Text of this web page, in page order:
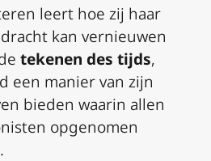
leert hoe zij haar
kan vernieuwen
tekenen des tijds,
een manier van zijn
bieden waarin allen
opgenomen